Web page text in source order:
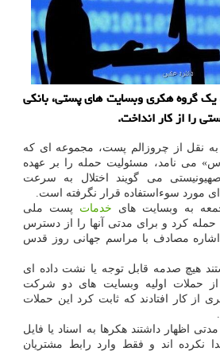
گروه هکری وبسایت های پستی، بانکی
را از کار انداخت.
نقل از چروزالم پست، مجموعه ای که
می نامد، مسئولیت حمله را بر عهده
می گویند اختلال به سرعت
مورد سوءاستفاده قرار نگرفته است.
به وبسایت های خدمات پست ملی
حمله کرد و برای مدتی آنها را از دسترس
مصادف با مراسم جهانی روز قدس
هیچ صدمه قابل توجه یا نشت داده ای
حملات اولیه وبسایت های دو شرکت
از کار افتادند که ثابت کرد این حملات
اظهار داشتند هکرها به اسناد یا فایل
نکرده اند و فقط وارد رابط مشتریان